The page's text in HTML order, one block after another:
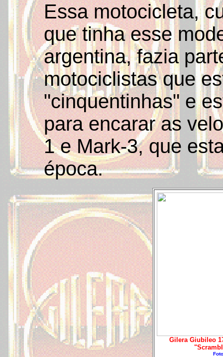
Essa motocicleta,
que tinha esse
argentina, fazia
motociclistas que
"cinquentinhas" e
para encarar as
1 e Mark-3, que
época.
Gilera Giubileo